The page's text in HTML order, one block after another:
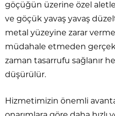
göçüğün üzerine özel
ve göçük yavaş yavaş
metal yüzeyine zarar
müdahale etmeden
zaman tasarrufu sağlanır
düşürülür.
Hizmetimizin önemli